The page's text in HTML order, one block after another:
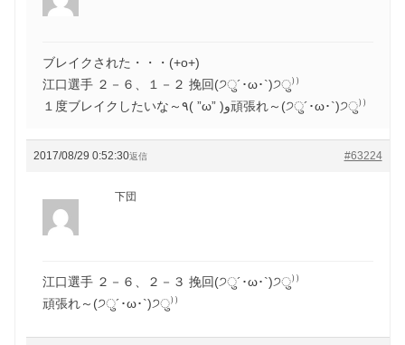
ブレイクされた・・・(+o+)
江口選手 ２－６、１－２ 挽回(੭ु´･ω･`)੭ु⁾⁾
１度ブレイクしたいな～٩( ”ω” )و頑張れ～(੭ु´･ω･`)੭ु⁾⁾
2017/08/29 0:52:30 #63224
返信
下団
江口選手 ２－６、２－３ 挽回(੭ु´･ω･`)੭ु⁾⁾
頑張れ～(੭ु´･ω･`)੭ु⁾⁾